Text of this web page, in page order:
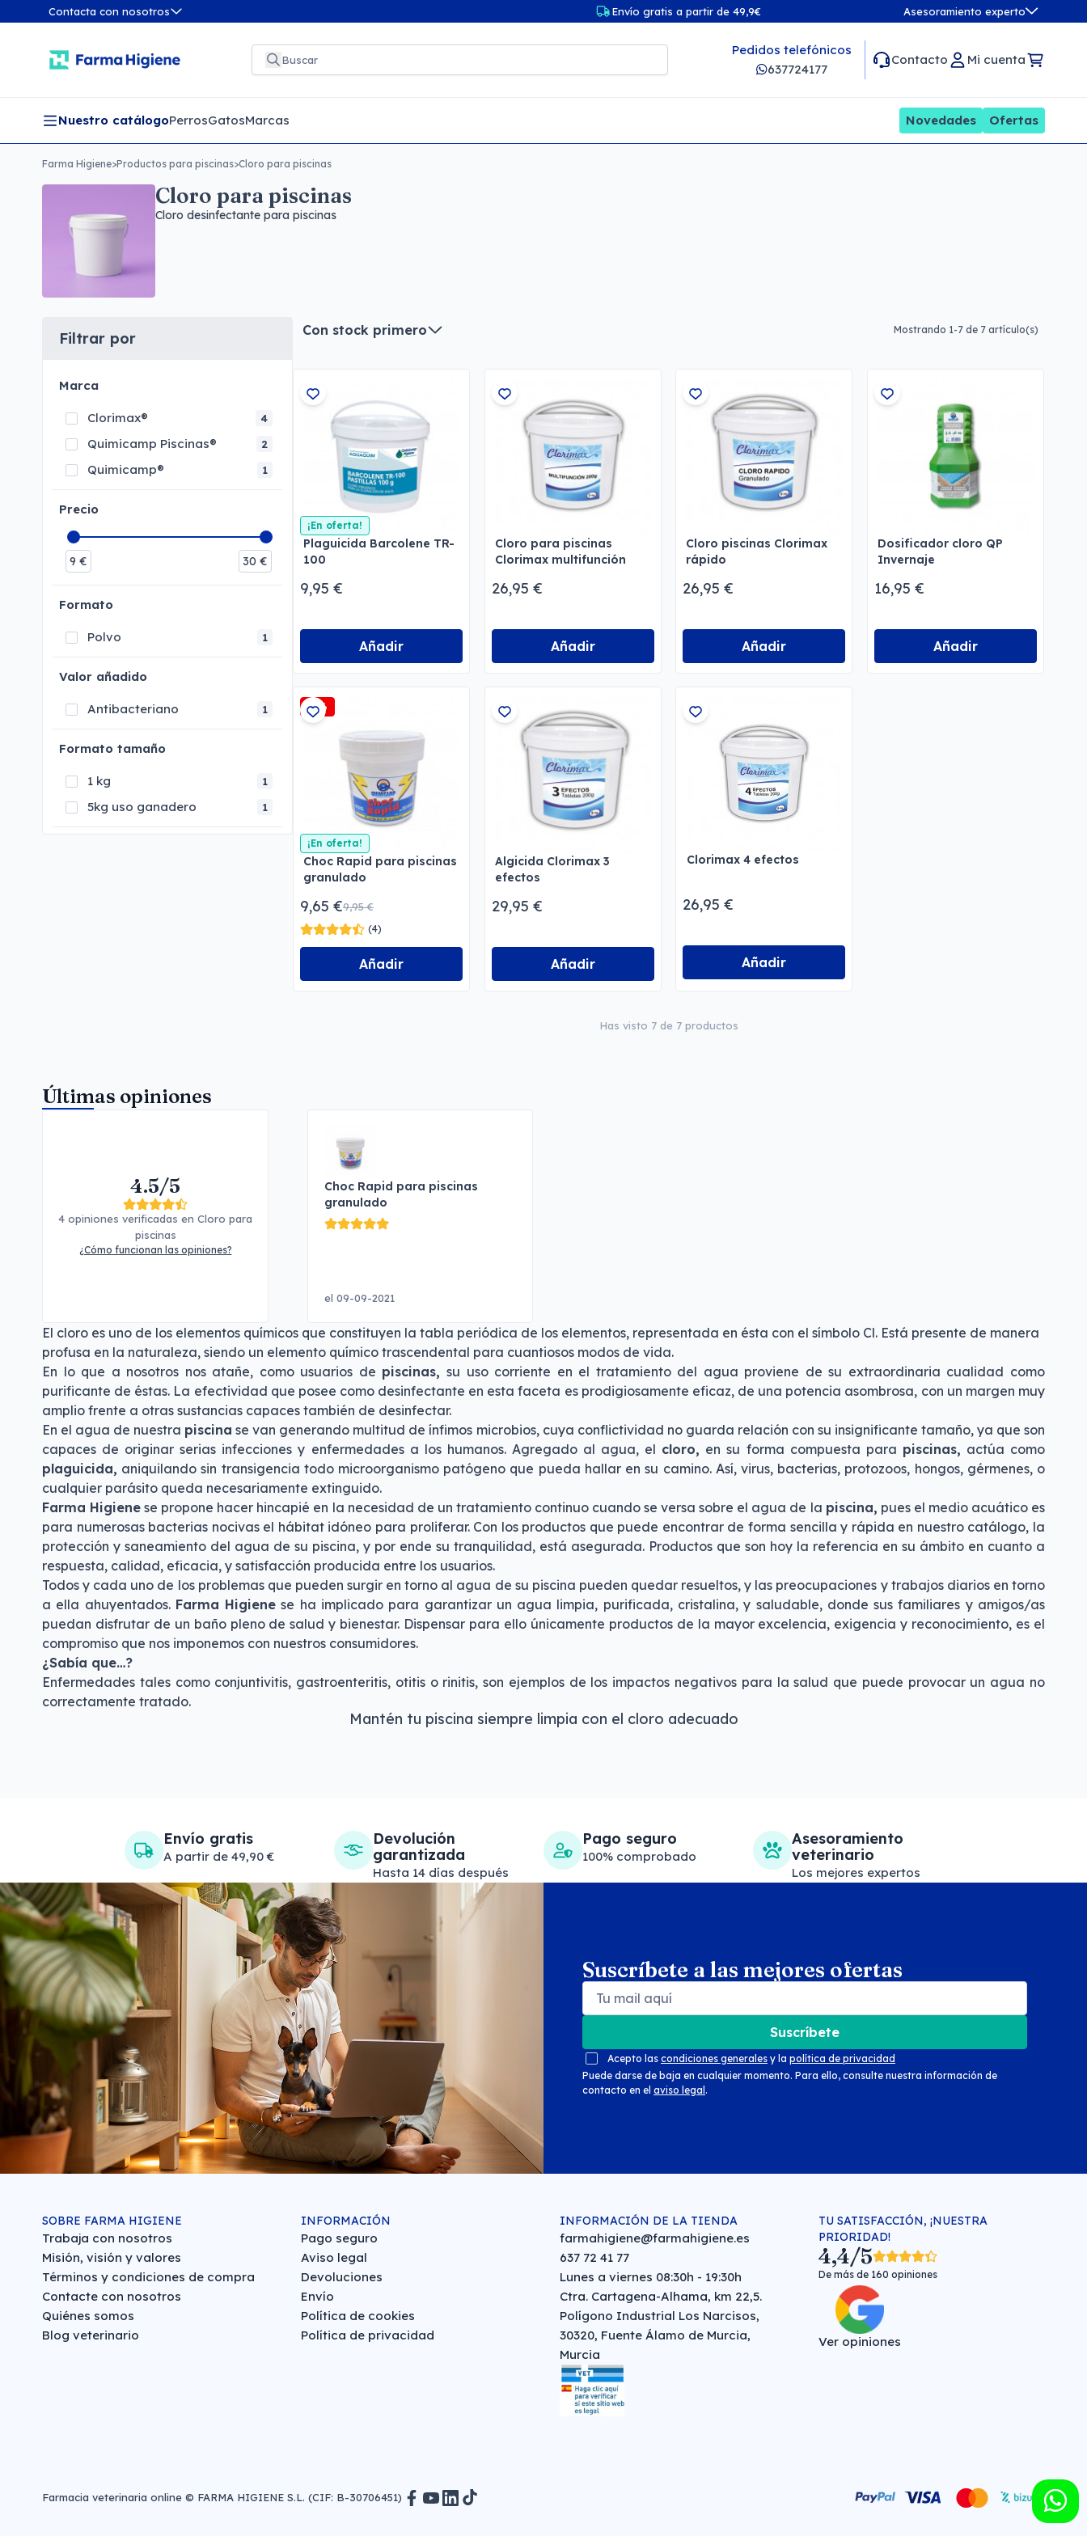
Contacta con nosotros Envío gratis a partir de 49,9€ Asesoramiento experto
Pedidos telefónicos
637724177
Contacto Mi cuenta
Nuestro catálogoPerrosGatosMarcas Novedades Ofertas
Farma Higiene>Productos para piscinas>Cloro para piscinas
Cloro para piscinas
Cloro desinfectante para piscinas
Filtrar por
Marca
Clorimax® 4
Quimicamp Piscinas® 2
Quimicamp® 1
Precio
9 € 30 €
Formato
Polvo 1
Valor añadido
Antibacteriano 1
Formato tamaño
1 kg 1
5kg uso ganadero 1
Con stock primero Mostrando 1-7 de 7 artículo(s)
¡En oferta!
Plaguicida Barcolene TR-
100
9,95 €
Añadir
Cloro para piscinas
Clorimax multifunción
26,95 €
Añadir
Cloro piscinas Clorimax
rápido
26,95 €
Añadir
Dosificador cloro QP
Invernaje
16,95 €
Añadir
-3%
¡En oferta!
Choc Rapid para piscinas
granulado
9,65 €9,95 €
(4)
Añadir
Algicida Clorimax 3
efectos
29,95 €
Añadir
Clorimax 4 efectos
26,95 €
Añadir
Has visto 7 de 7 productos
Últimas opiniones
4.5/5
4 opiniones verificadas en Cloro para
piscinas
¿Cómo funcionan las opiniones?
Choc Rapid para piscinas
granulado
el 09-09-2021
El cloro es uno de los elementos químicos que constituyen la tabla periódica de los elementos, representada en ésta con el símbolo Cl. Está presente de manera
profusa en la naturaleza, siendo un elemento químico trascendental para cuantiosos modos de vida.
En lo que a nosotros nos atañe, como usuarios de piscinas, su uso corriente en el tratamiento del agua proviene de su extraordinaria cualidad como
purificante de éstas. La efectividad que posee como desinfectante en esta faceta es prodigiosamente eficaz, de una potencia asombrosa, con un margen muy
amplio frente a otras sustancias capaces también de desinfectar.
En el agua de nuestra piscina se van generando multitud de ínfimos microbios, cuya conflictividad no guarda relación con su insignificante tamaño, ya que son
capaces de originar serias infecciones y enfermedades a los humanos. Agregado al agua, el cloro, en su forma compuesta para piscinas, actúa como
plaguicida, aniquilando sin transigencia todo microorganismo patógeno que pueda hallar en su camino. Así, virus, bacterias, protozoos, hongos, gérmenes, o
cualquier parásito queda necesariamente extinguido.
Farma Higiene se propone hacer hincapié en la necesidad de un tratamiento continuo cuando se versa sobre el agua de la piscina, pues el medio acuático es
para numerosas bacterias nocivas el hábitat idóneo para proliferar. Con los productos que puede encontrar de forma sencilla y rápida en nuestro catálogo, la
protección y saneamiento del agua de su piscina, y por ende su tranquilidad, está asegurada. Productos que son hoy la referencia en su ámbito en cuanto a
respuesta, calidad, eficacia, y satisfacción producida entre los usuarios.
Todos y cada uno de los problemas que pueden surgir en torno al agua de su piscina pueden quedar resueltos, y las preocupaciones y trabajos diarios en torno
a ella ahuyentados. Farma Higiene se ha implicado para garantizar un agua limpia, purificada, cristalina, y saludable, donde sus familiares y amigos/as
puedan disfrutar de un baño pleno de salud y bienestar. Dispensar para ello únicamente productos de la mayor excelencia, exigencia y reconocimiento, es el
compromiso que nos imponemos con nuestros consumidores.
¿Sabía que…?
Enfermedades tales como conjuntivitis, gastroenteritis, otitis o rinitis, son ejemplos de los impactos negativos para la salud que puede provocar un agua no
correctamente tratado.
Mantén tu piscina siempre limpia con el cloro adecuado
Envío gratis
A partir de 49,90 €
Devolución
garantizada
Hasta 14 días después
Pago seguro
100% comprobado
Asesoramiento
veterinario
Los mejores expertos
Suscríbete a las mejores ofertas
Suscríbete
Acepto las condiciones generales y la política de privacidad
Puede darse de baja en cualquier momento. Para ello, consulte nuestra información de
contacto en el aviso legal .
Search products Search
SOBRE FARMA HIGIENE
Trabaja con nosotros
Misión, visión y valores
Términos y condiciones de compra
Contacte con nosotros
Quiénes somos
Blog veterinario
INFORMACIÓN
Pago seguro
Aviso legal
Devoluciones
Envío
Política de cookies
Política de privacidad
INFORMACIÓN DE LA TIENDA
farmahigiene@farmahigiene.es
637 72 41 77
Lunes a viernes 08:30h - 19:30h
Ctra. Cartagena-Alhama, km 22,5.
Polígono Industrial Los Narcisos,
30320, Fuente Álamo de Murcia,
Murcia
TU SATISFACCIÓN, ¡NUESTRA
PRIORIDAD!
4,4/5
De más de 160 opiniones
Ver opiniones
Farmacia veterinaria online © FARMA HIGIENE S.L. (CIF: B-30706451)